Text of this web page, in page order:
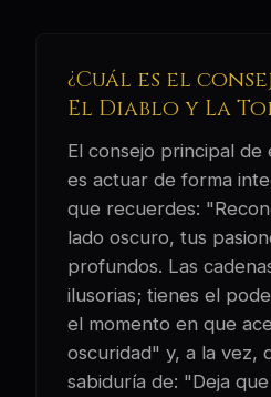
¿Cuál es el
El Diablo y La
El consejo principal de
es actuar de forma
que recuerdes:
lado oscuro, tus
profundos. Las
ilusorias; tienes el
el momento en que
oscuridad" y, a la vez,
sabiduría de: "Deja